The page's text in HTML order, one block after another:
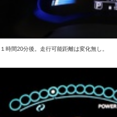
１時間20分後。走行可能距離は変化無し。